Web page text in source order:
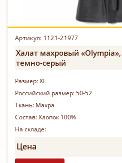
Артикул: 1121-21977
Халат махровый
темно-серый
Размер:XL
Российский размер:50-52
Ткань: Махра
Состав:Хлопок 100%
На складе:
Цена